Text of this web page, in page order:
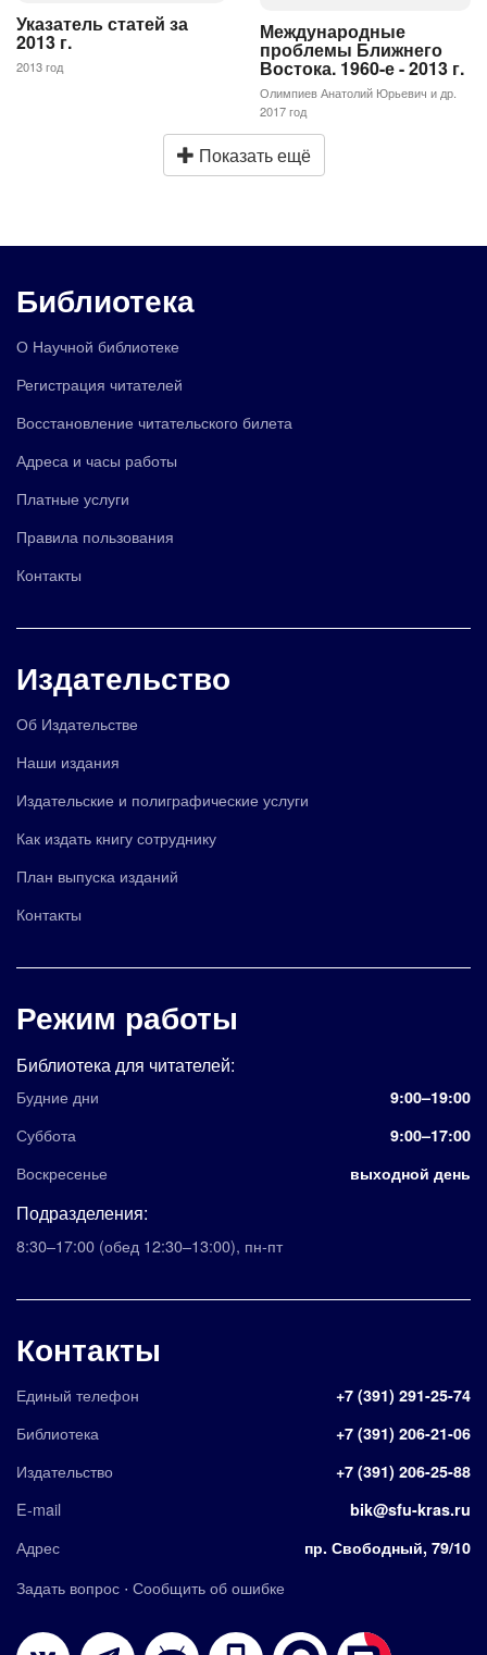
Указатель статей за
2013 г.
2013 год
Международные
проблемы Ближнего
Востока. 1960-е - 2013 г.
Олимпиев Анатолий Юрьевич и др.
2017 год
Показать ещё
Библиотека
О Научной библиотеке
Регистрация читателей
Восстановление читательского билета
Адреса и часы работы
Платные услуги
Правила пользования
Контакты
Издательство
Об Издательстве
Наши издания
Издательские и полиграфические услуги
Как издать книгу сотруднику
План выпуска изданий
Контакты
Режим работы
Библиотека для читателей:
Будние дни 9:00–19:00
Суббота 9:00–17:00
Воскресенье выходной день
Подразделения:
8:30–17:00 (обед 12:30–13:00), пн-пт
Контакты
Единый телефон +7 (391) 291-25-74
Библиотека +7 (391) 206-21-06
Издательство +7 (391) 206-25-88
E-mail bik@sfu-kras.ru
Адрес пр. Свободный, 79/10
Задать вопрос · Сообщить об ошибке